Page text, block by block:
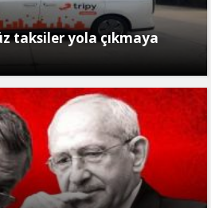
taksiler yola çıkmaya